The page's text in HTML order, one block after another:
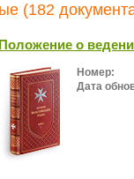
(182
Положение о
Номер:
Дата